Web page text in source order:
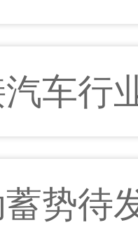
向包
车行
展商
势待